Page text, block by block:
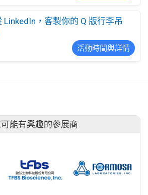
LinkedIn，客製你的 Q 版行李吊
活動時間與詳情
能有興趣的參展商